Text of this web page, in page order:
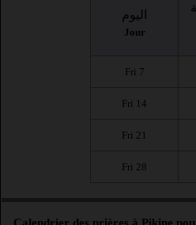
اليوم
Jour
Fri 7
Fri 14
Fri 21
Fri 28